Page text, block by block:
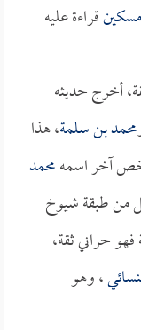
قراءة عليه
أخرج حديثه
محمد بن سلمة، هذا
آخر اسمهمحمد
من طبقة شيوخ
حراني ثقة،
، وهو